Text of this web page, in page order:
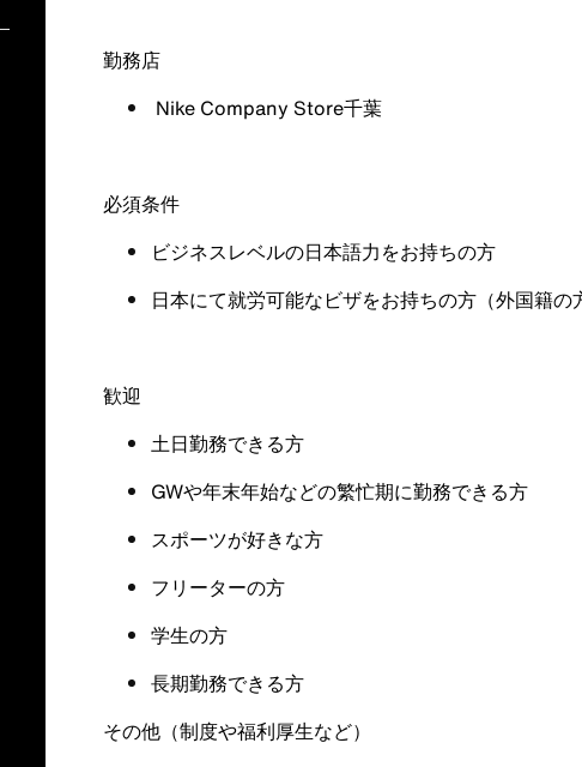
勤務店
Nike Company Store千葉
必須条件
ビジネスレベルの日本語力をお持ちの方
日本にて就労可能なビザをお持ちの方（外国籍の
歓迎
土日勤務できる方
GWや年末年始などの繁忙期に勤務できる方
スポーツが好きな方
フリーターの方
学生の方
長期勤務できる方
その他（制度や福利厚生など）